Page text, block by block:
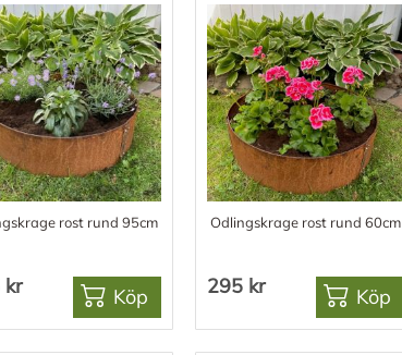
rost rund 95cm
kr Köp
Odlingskrage rost rund 60cm
295 kr Köp